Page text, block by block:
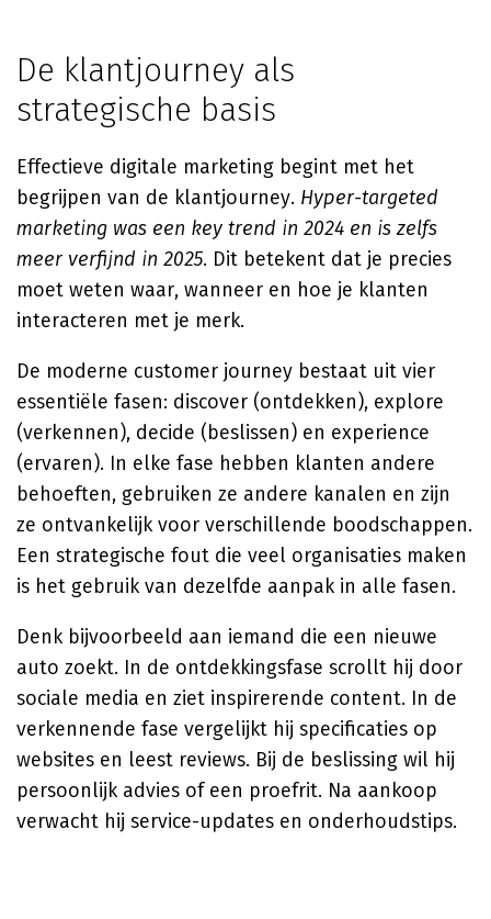
De klantjourney als
strategische basis
Effectieve digitale marketing begint met het
begrijpen van de klantjourney. Hyper-targeted
marketing was een key trend in 2024 en is zelfs
meer verfijnd in 2025. Dit betekent dat je precies
moet weten waar, wanneer en hoe je klanten
interacteren met je merk.
De moderne customer journey bestaat uit vier
essentiële fasen: discover (ontdekken), explore
(verkennen), decide (beslissen) en experience
(ervaren). In elke fase hebben klanten andere
behoeften, gebruiken ze andere kanalen en zijn
ze ontvankelijk voor verschillende boodschappen.
Een strategische fout die veel organisaties maken
is het gebruik van dezelfde aanpak in alle fasen.
Denk bijvoorbeeld aan iemand die een nieuwe
auto zoekt. In de ontdekkingsfase scrollt hij door
sociale media en ziet inspirerende content. In de
verkennende fase vergelijkt hij specificaties op
websites en leest reviews. Bij de beslissing wil hij
persoonlijk advies of een proefrit. Na aankoop
verwacht hij service-updates en onderhoudstips.